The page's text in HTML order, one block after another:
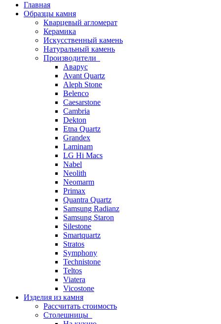
Главная
Образцы камня
Кварцевый агломерат
Керамика
Искусственный камень
Натуральный камень
Производители
Аварус
Avant Quartz
Aleph Stone
Belenco
Caesarstone
Cambria
Dekton
Etna Quartz
Grandex
Laminam
LG Hi Macs
Nabel
Neolith
Neomarm
Primax
Quantra Quartz
Samsung Radianz
Samsung Staron
Silestone
Smartquartz
Stratos
Symphony
Technistone
Teltos
Viatera
Vicostone
Изделия из камня
Рассчитать стоимость
Столешницы